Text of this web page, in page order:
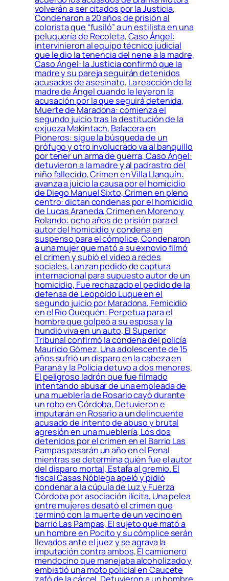
volverán a ser citados por la Justicia,
Condenaron a 20 años de prisión al
colorista que “fusiló” a un estilista en una
peluquería de Recoleta, Caso Ángel:
intervinieron al equipo técnico judicial
que le dio la tenencia del nene a la madre,
Caso Ángel: la Justicia confirmó que la
madre y su pareja seguirán detenidos
acusados de asesinato, La reacción de la
madre de Ángel cuando le leyeron la
acusación por la que seguirá detenida,
Muerte de Maradona: comienza el
segundo juicio tras la destitución de la
exjueza Makintach, Balacera en
Pioneros: sigue la búsqueda de un
prófugo y otro involucrado va al banquillo
por tener un arma de guerra, Caso Ángel:
detuvieron a la madre y al padrastro del
niño fallecido, Crimen en Villa Llanquín:
avanza a juicio la causa por el homicidio
de Diego Manuel Sixto, Crimen en pleno
centro: dictan condenas por el homicidio
de Lucas Araneda, Crimen en Moreno y
Rolando: ocho años de prisión para el
autor del homicidio y condena en
suspenso para el cómplice, Condenaron
a una mujer que mató a su exnovio filmó
el crimen y subió el video a redes
sociales, Lanzan pedido de captura
internacional para supuesto autor de un
homicidio, Fue rechazado el pedido de la
defensa de Leopoldo Luque en el
segundo juicio por Maradona, Femicidio
en el Río Quequén: Perpetua para el
hombre que golpeó a su esposa y la
hundió viva en un auto, El Superior
Tribunal confirmó la condena del policía
Mauricio Gómez, Una adolescente de 15
años sufrió un disparo en la cabeza en
Paraná y la Policía detuvo a dos menores,
El peligroso ladrón que fue filmado
intentando abusar de una empleada de
una mueblería de Rosario cayó durante
un robo en Córdoba, Detuvieron e
imputarán en Rosario a un delincuente
acusado de intento de abuso y brutal
agresión en una mueblería, Los dos
detenidos por el crimen en el Barrio Las
Pampas pasarán un año en el Penal
mientras se determina quién fue el autor
del disparo mortal, Estafa al gremio. El
fiscal Casas Nóblega apeló y pidió
condenar a la cúpula de Luz y Fuerza
Córdoba por asociación ilícita, Una pelea
entre mujeres desató el crimen que
terminó con la muerte de un vecino en
barrio Las Pampas, El sujeto que mató a
un hombre en Pocito y su cómplice serán
llevados ante el juez y se agrava la
imputación contra ambos, El camionero
mendocino que manejaba alcoholizado y
embistió una moto policial en Caucete